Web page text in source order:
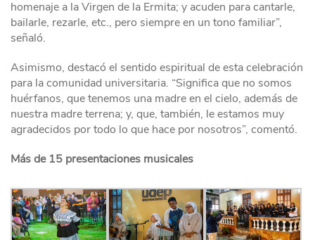
homenaje a la Virgen de la Ermita; y acuden para cantarle,
bailarle, rezarle, etc., pero siempre en un tono familiar”,
señaló.
Asimismo, destacó el sentido espiritual de esta celebración
para la comunidad universitaria. “Significa que no somos
huérfanos, que tenemos una madre en el cielo, además de
nuestra madre terrena; y, que, también, le estamos muy
agradecidos por todo lo que hace por nosotros”, comentó.
Más de 15 presentaciones musicales